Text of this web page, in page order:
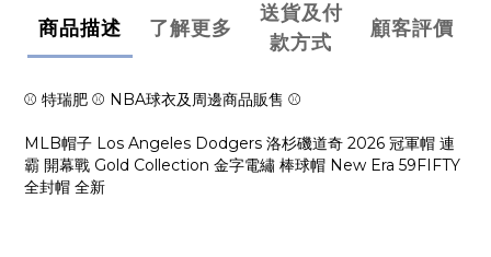
商品描述 了解更多
送貨及付
款方式
顧客評價
⚾ 特瑞肥 ⚾ NBA球衣及周邊商品販售 ⚾
MLB帽子 Los Angeles Dodgers 洛杉磯道奇 2026 冠軍帽 連
霸 開幕戰 Gold Collection 金字電繡 棒球帽 New Era 59FIFTY
全封帽 全新